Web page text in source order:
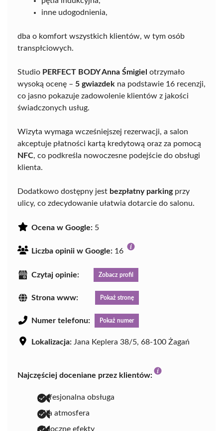
inne udogodnienia,
dba o komfort wszystkich klientów, w tym osób
transpłciowych.
Studio PERFECT BODY Anna Śmigiel otrzymało
wysoką ocenę – 5 gwiazdek na podstawie 16 recenzji,
co jasno pokazuje zadowolenie klientów z jakości
świadczonych usług.
Wizyta wymaga wcześniejszej rezerwacji, a salon
akceptuje płatności kartą kredytową oraz za pomocą
NFC, co podkreśla nowoczesne podejście do obsługi
klienta.
Dodatkowo dostępny jest bezpłatny parkingprzy
ulicy, co zdecydowanie ułatwia dotarcie do salonu.
Ocena w Google: 5
Liczba opinii w Google: 16
Czytaj opinie: Zobacz profil
Strona www: Pokaż stronę
Numer telefonu: Pokaż numer
Lokalizacja: Jana Keplera 38/5, 68-100 Żagań
Najczęściej doceniane przez klientów:
profesjonalna obsługa
miła atmosfera
widoczne efekty